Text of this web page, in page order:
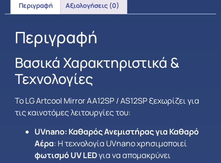
Περιγραφή Αξιολογήσεις (0)
Περιγραφή
Βασικά Χαρακτηριστικά &
Τεχνολογίες
Το LG Artcool Mirror AA12SP / AS12SP ξεχωρίζει για
τις καινοτόμες λειτουργίες του:
UVnano: Καθαρός Ανεμιστήρας για Καθαρό
Αέρα: Η τεχνολογία UVnano χρησιμοποιεί
φωτισμό UV LEDγια να απομακρύνει